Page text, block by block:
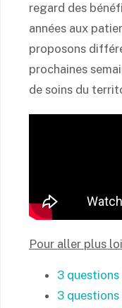
regard des
années aux
proposons
prochaines
de soins du
Pour aller plus
3 questions
3 questions